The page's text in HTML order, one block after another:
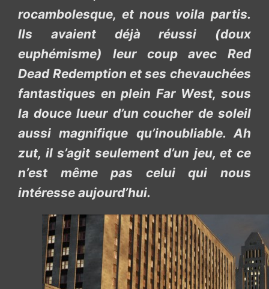
rocambolesque, et nous voila partis.
Ils avaient déjà réussi (doux
euphémisme) leur coup avec Red
Dead Redemption et ses chevauchées
fantastiques en plein Far West, sous
la douce lueur d’un coucher de soleil
aussi magnifique qu’inoubliable. Ah
zut, il s’agit seulement d’un jeu, et ce
n’est même pas celui qui nous
intéresse aujourd’hui.